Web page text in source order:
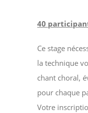
40
Ce stage
la technique
chant choral,
pour chaque
Votre